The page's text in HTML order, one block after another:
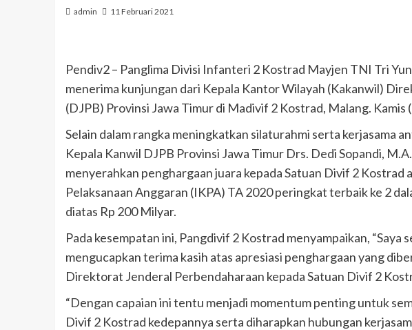
admin 11 Februari 2021
Pendiv2 – Panglima Divisi Infanteri 2 Kostrad Mayjen TNI Tri
menerima kunjungan dari Kepala Kantor Wilayah (Kakanwil)
(DJPB) Provinsi Jawa Timur di Madivif 2 Kostrad, Malang. Kamis
Selain dalam rangka meningkatkan silaturahmi serta kerjasama
Kepala Kanwil DJPB Provinsi Jawa Timur Drs. Dedi Sopandi,
menyerahkan penghargaan juara kepada Satuan Divif 2
Pelaksanaan Anggaran (IKPA) TA 2020 peringkat terbaik ke 2
diatas Rp 200 Milyar.
Pada kesempatan ini, Pangdivif 2 Kostrad menyampaikan, “Saya
mengucapkan terima kasih atas apresiasi penghargaan yang
Direktorat Jenderal Perbendaharaan kepada Satuan Divif 2
“Dengan capaian ini tentu menjadi momentum penting untuk
Divif 2 Kostrad kedepannya serta diharapkan hubungan